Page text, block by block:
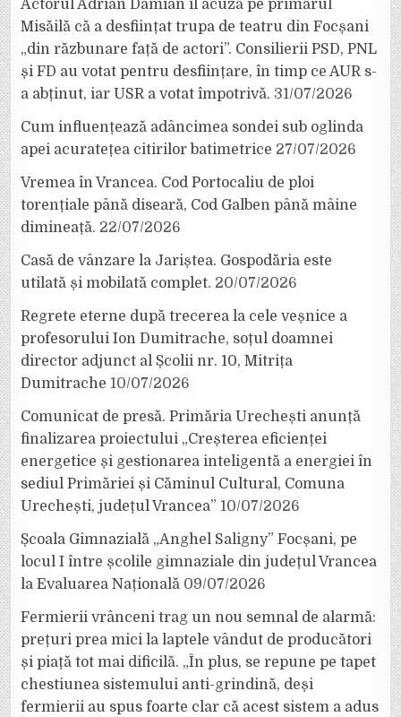
Actorul Adrian Damian îl acuză pe primarul
Misăilă că a desființat trupa de teatru din Focșani
„din răzbunare față de actori”. Consilierii PSD, PNL
și FD au votat pentru desființare, în timp ce AUR s-
a abținut, iar USR a votat împotrivă. 31/07/2026
Cum influențează adâncimea sondei sub oglinda
apei acuratețea citirilor batimetrice 27/07/2026
Vremea în Vrancea. Cod Portocaliu de ploi
torențiale până diseară, Cod Galben până mâine
dimineață. 22/07/2026
Casă de vânzare la Jariștea. Gospodăria este
utilată și mobilată complet. 20/07/2026
Regrete eterne după trecerea la cele veșnice a
profesorului Ion Dumitrache, soțul doamnei
director adjunct al Școlii nr. 10, Mitrița
Dumitrache 10/07/2026
Comunicat de presă. Primăria Urechești anunță
finalizarea proiectului „Creșterea eficienței
energetice și gestionarea inteligentă a energiei în
sediul Primăriei și Căminul Cultural, Comuna
Urechești, județul Vrancea” 10/07/2026
Școala Gimnazială „Anghel Saligny” Focșani, pe
locul I între școlile gimnaziale din județul Vrancea
la Evaluarea Națională 09/07/2026
Fermierii vrânceni trag un nou semnal de alarmă:
prețuri prea mici la laptele vândut de producători
și piață tot mai dificilă. „În plus, se repune pe tapet
chestiunea sistemului anti-grindină, deși
fermierii au spus foarte clar că acest sistem a adus